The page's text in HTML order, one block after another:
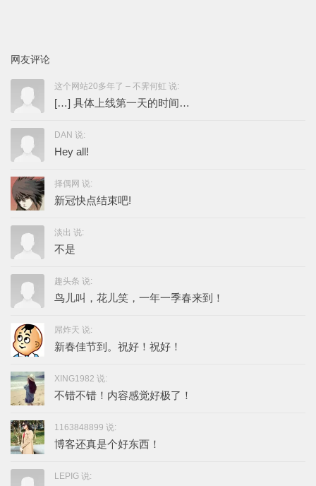
网友评论
这个网站20多年了 – 不霁何虹 说:
[…] 具体上线第一天的时间…
DAN 说:
Hey all!
择偶网 说:
新冠快点结束吧!
淡出 说:
不是
趣头条 说:
鸟儿叫，花儿笑，一年一季春来到！
屌炸天 说:
新春佳节到。祝好！祝好！
XING1982 说:
不错不错！内容感觉好极了！
1163848899 说:
博客还真是个好东西！
LEPIG 说: